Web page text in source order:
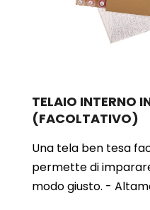
TELAIO INTERNO
(FACOLTATIVO)
Una tela ben tesa
permette di
modo giusto. -